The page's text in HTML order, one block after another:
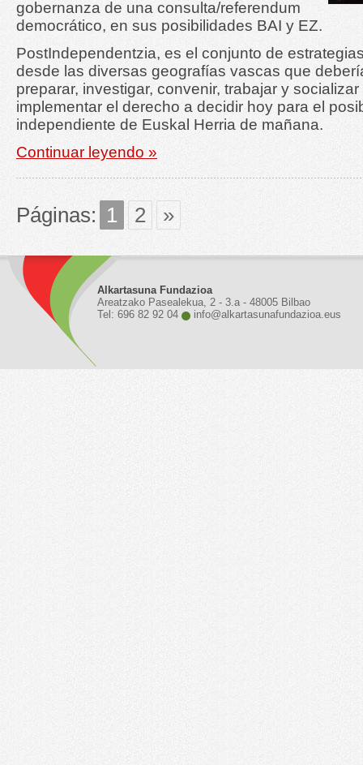
gobernanza de una consulta/referendum
democrático, en sus posibilidades BAI y EZ.
PostIndependentzia, es el conjunto de
desde las diversas geografías vascas que
preparar, investigar, convenir, trabajar y
implementar el derecho a decidir hoy para el
independiente de Euskal Herria de mañana.
Continuar leyendo »
Páginas: 1 2 »
Alkartasuna Fundazioa
Areatzako Pasealekua, 2 - 3.a - 48005 Bilbao
Tel: 696 82 92 04
info@alkartasunafundazioa.eus